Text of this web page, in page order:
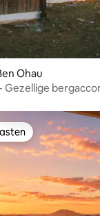
Ohau
Gezellige